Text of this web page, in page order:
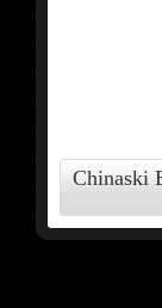
Chinaski